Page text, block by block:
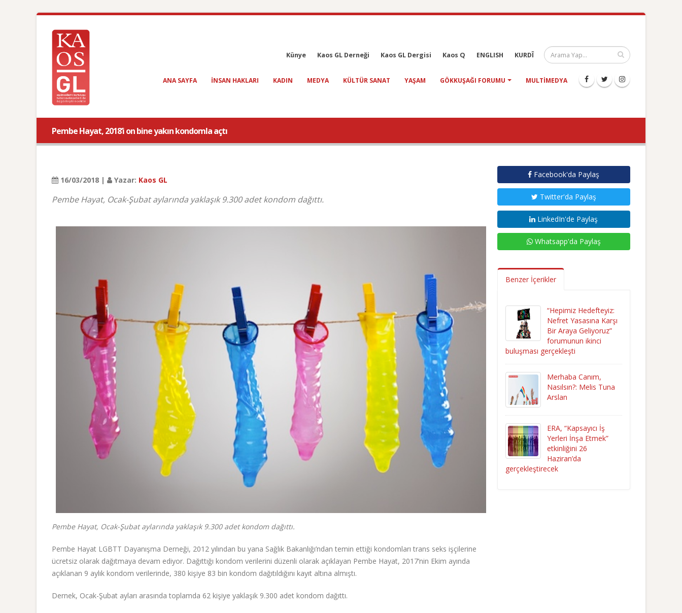
Künye Kaos GL Derneği Kaos GL Dergisi Kaos Q ENGLISH KURDÎ
ANA SAYFA INSAN HAKLARI KADIN MEDYA KÜLTÜR SANAT YAŞAM GÖKKUŞAĞI FORUMU MULTIMEDYA
Pembe Hayat, 2018’i on bine yakın kondomla açtı
16/03/2018 | Yazar: Kaos GL
Pembe Hayat, Ocak-Şubat aylarında yaklaşık 9.300 adet kondom dağıttı.
Pembe Hayat, Ocak-Şubat aylarında yaklaşık 9.300 adet kondom dağıttı.
Pembe Hayat LGBTT Dayanışma Derneği, 2012 yılından bu yana Sağlık Bakanlığı’ndan temin ettiği kondomları trans seks işçilerine
ücretsiz olarak dağıtmaya devam ediyor. Dağıttığı kondom verilerini düzenli olarak açıklayan Pembe Hayat, 2017’nin Ekim ayında
açıklanan 9 aylık kondom verilerinde, 380 kişiye 83 bin kondom dağıtıldığını kayıt altına almıştı.
Dernek, Ocak-Şubat ayları arasında toplamda 62 kişiye yaklaşık 9.300 adet kondom dağıttı.
Facebook'da Paylaş
Twitter'da Paylaş
LinkedIn'de Paylaş
Whatsapp'da Paylaş
Benzer İçerikler
“Hepimiz Hedefteyiz:
Nefret Yasasına Karşı
Bir Araya Geliyoruz”
forumunun ikinci
buluşması gerçekleşti
Merhaba Canım,
Nasılsın?: Melis Tuna
Arslan
ERA, “Kapsayıcı İş
Yerleri İnşa Etmek”
etkinliğini 26
Haziran’da
gerçekleştirecek